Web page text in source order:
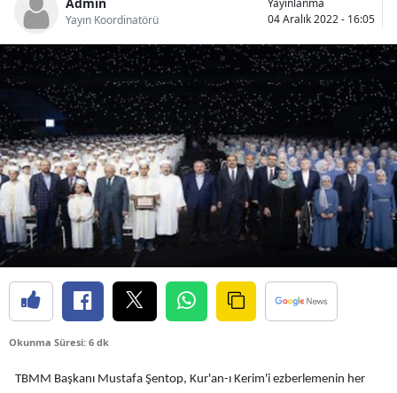
Bilecik
Bingöl
Bitlis
Bolu
Burdur
Bursa
Çanakkale
Çankırı
Çorum
Diyarbakır
Admin
Yayın Koordinatörü
Yayınlanma
04 Aralık 2022 - 16:05
Okunma Süresi: 6 dk
TBMM Başkanı Mustafa Şentop, Kur'an-ı Kerim'i ezberlemenin her